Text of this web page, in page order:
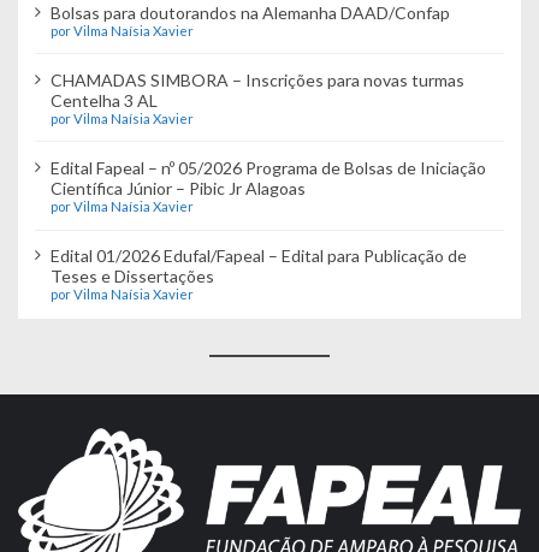
Bolsas para doutorandos na Alemanha DAAD/Confap
por Vilma Naísia Xavier
CHAMADAS SIMBORA – Inscrições para novas turmas
Centelha 3 AL
por Vilma Naísia Xavier
Edital Fapeal – nº 05/2026 Programa de Bolsas de Iniciação
Científica Júnior – Pibic Jr Alagoas
por Vilma Naísia Xavier
Edital 01/2026 Edufal/Fapeal – Edital para Publicação de
Teses e Dissertações
por Vilma Naísia Xavier